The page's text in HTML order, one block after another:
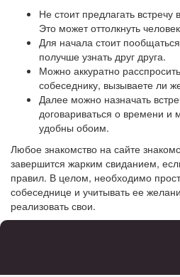
Не стоит предлагать
Это может оттолкнуть
Для начала стоит
получше узнать друг друга.
Можно аккуратно
собеседнику, вызываете ли
Далее можно назначать
договариваться о времени и
удобны обоим.
Любое знакомство на сайте
завершится жарким свиданием,
правил. В целом, необходимо
собеседнице и учитывать ее
реализовать свои.